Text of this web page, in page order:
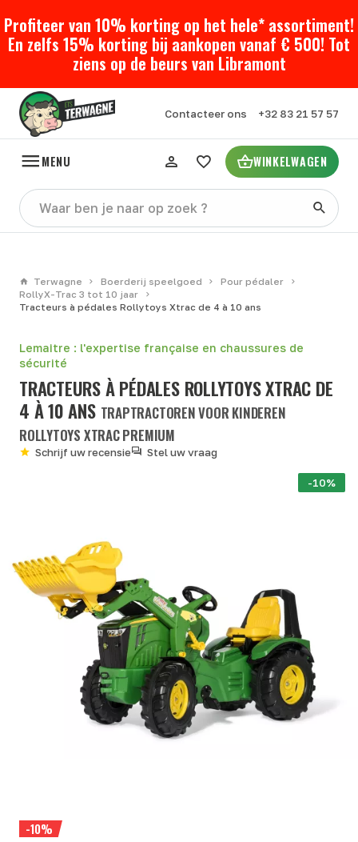
Profiteer van 10% korting op het hele* assortiment!
En zelfs 15% korting bij aankopen vanaf € 500! Tot
ziens op de beurs van Libramont
Contacteer ons +32 83 21 57 57
MENU WINKELWAGEN
Terwagne Boerderij speelgoed
Pour pédaler
RollyX-Trac 3 tot 10 jaar
Tracteurs à pédales Rollytoys Xtrac de 4 à 10 ans
Lemaitre : l'expertise française en chaussures de
sécurité
TRACTEURS À PÉDALES ROLLYTOYS XTRAC DE
4 À 10 ANS TRAPTRACTOREN VOOR KINDEREN
ROLLYTOYS XTRAC PREMIUM
Schrijf uw recensie Stel uw vraag
-10%
-10%